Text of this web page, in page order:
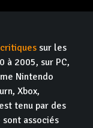
critiques sur les
à 2005, sur PC,
Nintendo
Xbox,
tenu par des
sont associés